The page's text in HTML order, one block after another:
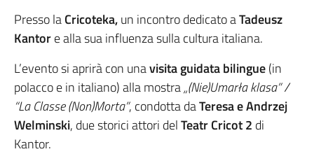
Presso laCricoteka,un incontro dedicato aTadeusz
Kantore alla sua influenza sulla cultura italiana.
L’evento si aprirà con unavisita guidata bilingue(in
polacco e in italiano) alla mostra„(Nie)Umarła klasa” /
“La Classe (Non)Morta”, condotta daTeresa e Andrzej
Welminski, due storici attori delTeatr Cricot 2 di
Kantor.